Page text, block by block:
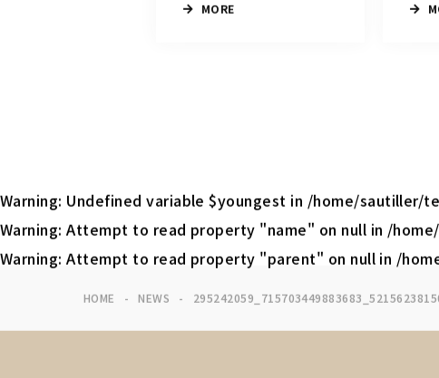
MORE
Warning: Undefined variable $youngest in /home/sautiller/
Warning: Attempt to read property "name" on null in /
Warning: Attempt to read property "parent" on null in /
HOME NEWS